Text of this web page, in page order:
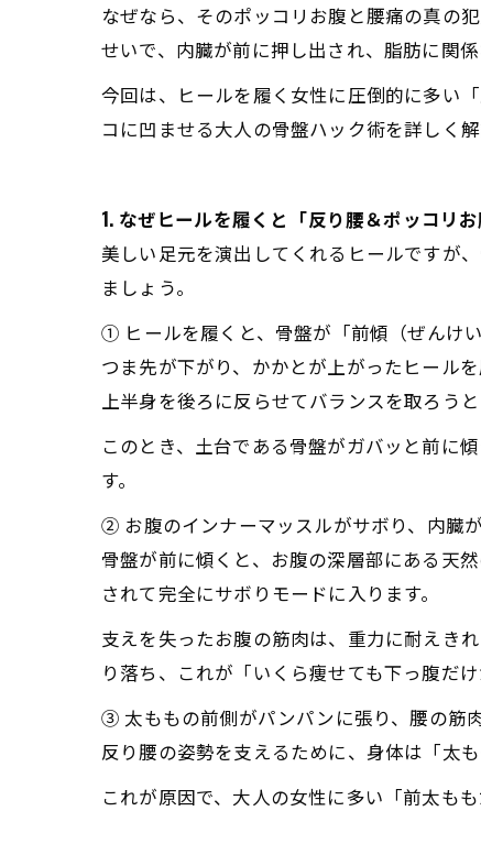
なぜなら、そのポッコリお腹と腰痛の真の
せいで、内臓が前に押し出され、脂肪に関
今回は、ヒールを履く女性に圧倒的に多い
コに凹ませる大人の骨盤ハック術を詳しく解
1. なぜヒールを履くと「反り腰＆ポッコリ
美しい足元を演出してくれるヒールですが
ましょう。
① ヒールを履くと、骨盤が「前傾（ぜんけ
つま先が下がり、かかとが上がったヒール
上半身を後ろに反らせてバランスを取ろうと
このとき、土台である骨盤がガバッと前に
す。
② お腹のインナーマッスルがサボり、内臓
骨盤が前に傾くと、お腹の深層部にある天
されて完全にサボりモードに入ります。
支えを失ったお腹の筋肉は、重力に耐えき
り落ち、これが「いくら痩せても下っ腹だ
③ 太ももの前側がパンパンに張り、腰の筋
反り腰の姿勢を支えるために、身体は「太
これが原因で、大人の女性に多い「前太も